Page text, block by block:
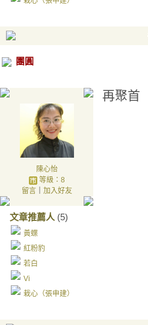
團圓
陳心怡
等級：8
留言｜ 加入好友
文章推薦人 (5)
黃蝶
紅粉豹
若白
Vi
栽心（張申建）
再聚首